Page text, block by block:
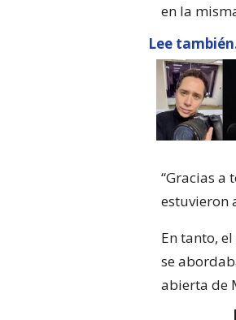
en la
Lee
“Gracias a
estuvieron
En tanto,
se
abierta de